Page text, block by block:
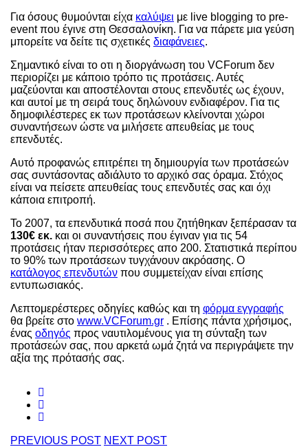
Για όσους θυμούνται είχα καλύψει με live blogging το pre-
event που έγινε στη Θεσσαλονίκη. Για να πάρετε μια γεύση
μπορείτε να δείτε τις σχετικές διαφάνειες.
Σημαντικό είναι το οτι η διοργάνωση του VCForum δεν
περιορίζει με κάποιο τρόπο τις προτάσεις. Αυτές
μαζεύονται και αποστέλονται στους επενδυτές ως έχουν,
και αυτοί με τη σειρά τους δηλώνουν ενδιαφέρον. Για τις
δημοφιλέστερες εκ των προτάσεων κλείνονται χώροι
συναντήσεων ώστε να μιλήσετε απευθείας με τους
επενδυτές.
Αυτό προφανώς επιτρέπει τη δημιουργία των προτάσεών
σας συντάσοντας αδιάλυτο το αρχικό σας όραμα. Στόχος
είναι να πείσετε απευθείας τους επενδυτές σας και όχι
κάποια επιτροπή.
Το 2007, τα επενδυτικά ποσά που ζητήθηκαν ξεπέρασαν τα
130€ εκ. και οι συναντήσεις που έγιναν για τις 54
προτάσεις ήταν περισσότερες απο 200. Στατιστικά περίπου
το 90% των προτάσεων τυγχάνουν ακρόασης. Ο
κατάλογος επενδυτών που συμμετείχαν είναι επίσης
εντυπωσιακός.
Λεπτομερέστερες οδηγίες καθώς και τη φόρμα εγγραφής
θα βρείτε στο www.VCForum.gr . Επίσης πάντα χρήσιμος,
ένας οδηγός προς ναυτιλομένους για τη σύνταξη των
προτάσεών σας, που αρκετά ωμά ζητά να περιγράψετε την
αξία της πρότασής σας.
PREVIOUS POST NEXT POST